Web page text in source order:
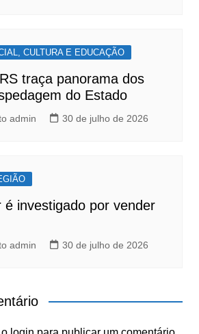
CULTURA E EDUCAÇÃO
traça panorama dos
do Estado
admin 30 de julho de 2026
é investigado por vender
admin 30 de julho de 2026